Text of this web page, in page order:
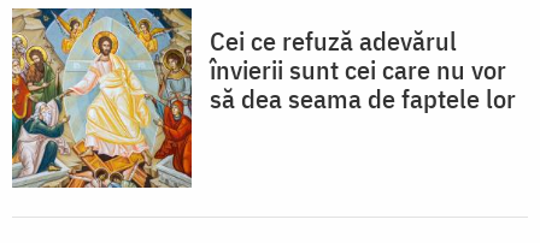
Cei ce refuză adevărul
învierii sunt cei care nu vor
să dea seama de faptele lor